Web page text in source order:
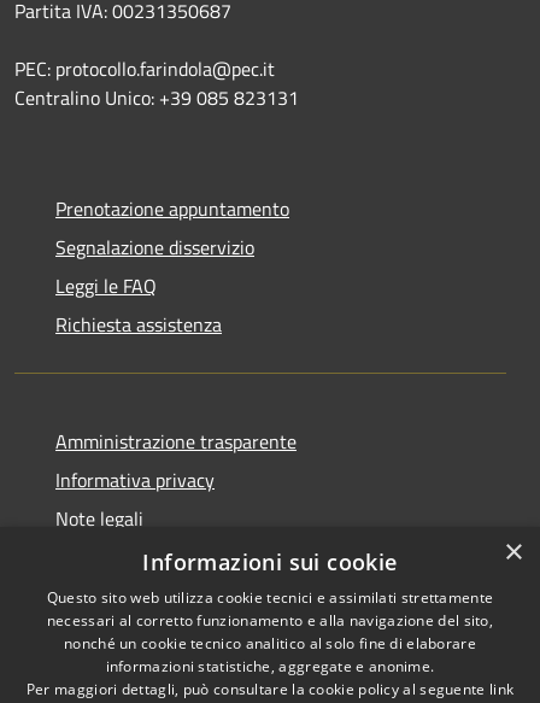
Partita IVA: 00231350687
PEC: protocollo.farindola@pec.it
Centralino Unico: +39 085 823131
Prenotazione appuntamento
Segnalazione disservizio
Leggi le FAQ
Richiesta assistenza
Amministrazione trasparente
Informativa privacy
Note legali
Dichiarazione di accessibilità
RSS
Copyright © 2026 • Comune di
×
Informazioni sui cookie
Questo sito web utilizza cookie tecnici e assimilati strettamente
necessari al corretto funzionamento e alla navigazione del sito,
nonché un cookie tecnico analitico al solo fine di elaborare
informazioni statistiche, aggregate e anonime.
Per maggiori dettagli, può consultare la cookie policy al seguente link